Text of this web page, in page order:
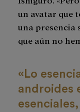
un avatar que
una presencia
que aún no
«Lo
androides